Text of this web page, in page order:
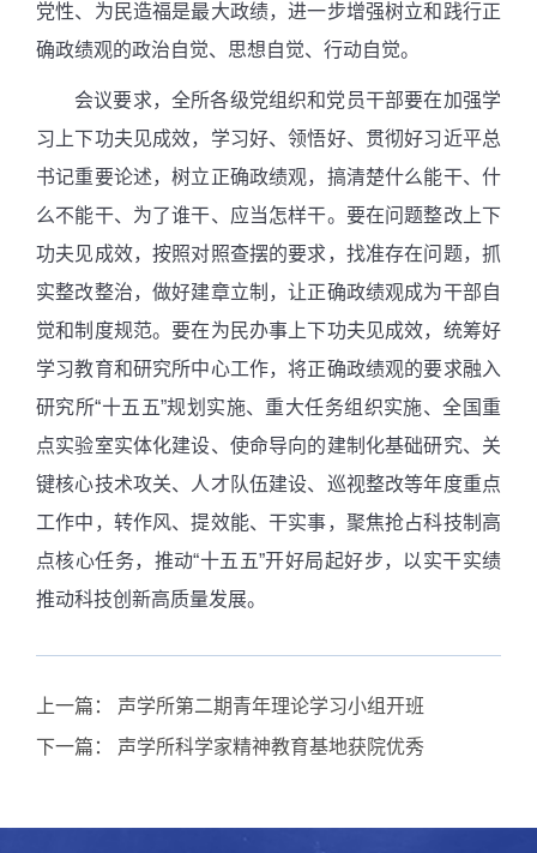
党性、为民造福是最大政绩，进一步增强树立和践行正
确政绩观的政治自觉、思想自觉、行动自觉。
会议要求，全所各级党组织和党员干部要在加强学
习上下功夫见成效，学习好、领悟好、贯彻好习近平总
书记重要论述，树立正确政绩观，搞清楚什么能干、什
么不能干、为了谁干、应当怎样干。要在问题整改上下
功夫见成效，按照对照查摆的要求，找准存在问题，抓
实整改整治，做好建章立制，让正确政绩观成为干部自
觉和制度规范。要在为民办事上下功夫见成效，统筹好
学习教育和研究所中心工作，将正确政绩观的要求融入
研究所“十五五”规划实施、重大任务组织实施、全国重
点实验室实体化建设、使命导向的建制化基础研究、关
键核心技术攻关、人才队伍建设、巡视整改等年度重点
工作中，转作风、提效能、干实事，聚焦抢占科技制高
点核心任务，推动“十五五”开好局起好步，以实干实绩
推动科技创新高质量发展。
上一篇：
声学所第二期青年理论学习小组开班
下一篇：
声学所科学家精神教育基地获院优秀